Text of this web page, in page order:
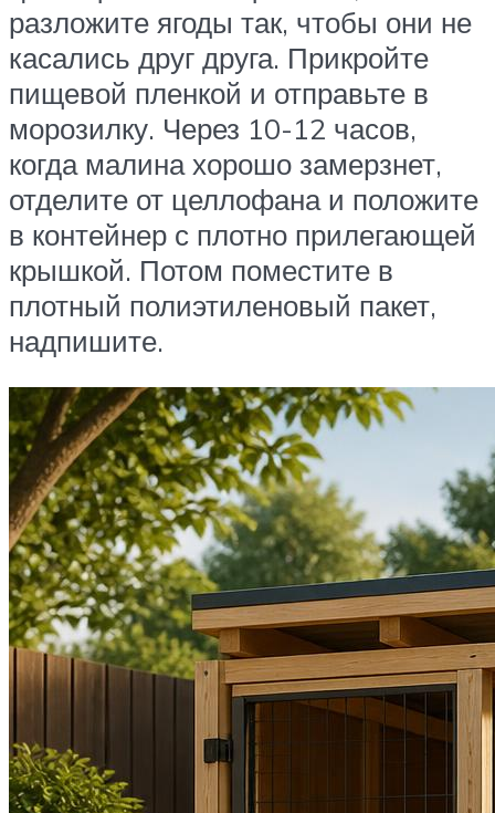
разложите ягоды так, чтобы они не
касались друг друга. Прикройте
пищевой пленкой и отправьте в
морозилку. Через 10-12 часов,
когда малина хорошо замерзнет,
отделите от целлофана и положите
в контейнер с плотно прилегающей
крышкой. Потом поместите в
плотный полиэтиленовый пакет,
надпишите.